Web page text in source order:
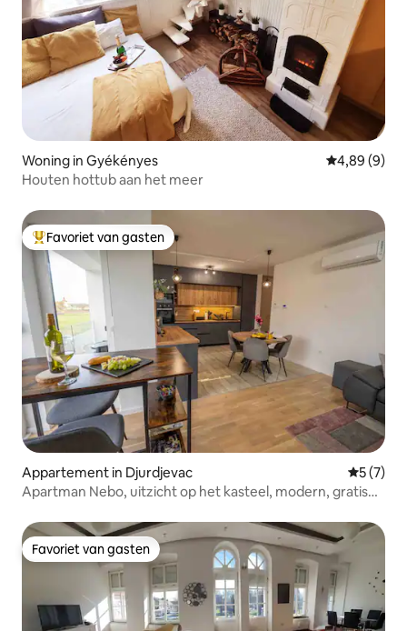
Woning in Gyékényes Gemiddelde
4,89 (9)
Houten hottub aan het meer
Topfavoriet van gasten
Favoriet van gasten
Appartement in Djurdjevac
5 (7)
Apartman Nebo, uitzicht op het kasteel, modern, gratis
Favoriet van gasten
Favoriet van gasten